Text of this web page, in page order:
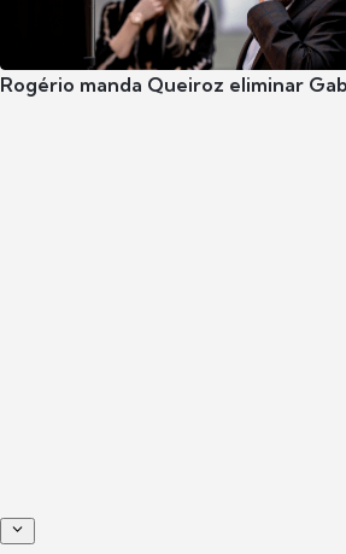
Rogério manda Queiroz eliminar